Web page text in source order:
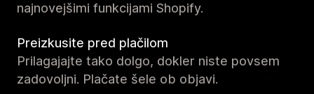
najnovejšimi funkcijami Shopify.
Preizkusite pred plačilom
Prilagajajte tako dolgo, dokler niste povsem
zadovoljni. Plačate šele ob objavi.